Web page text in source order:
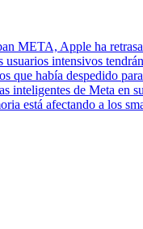
META, Apple ha
intensivos
que había despedido
inteligentes de Meta en
está afectando a los